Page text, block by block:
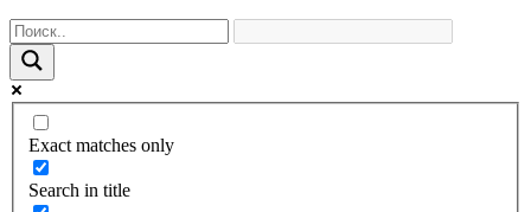
Exact matches only
Search in title